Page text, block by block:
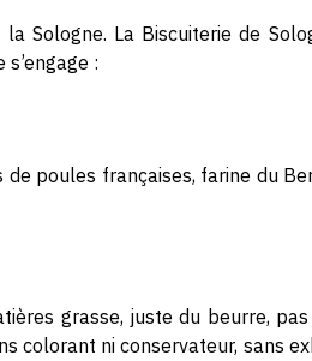
Sologne. La Biscuiterie de
:
poules françaises, farine du
grasse, juste du beurre,
colorant ni conservateur, sans